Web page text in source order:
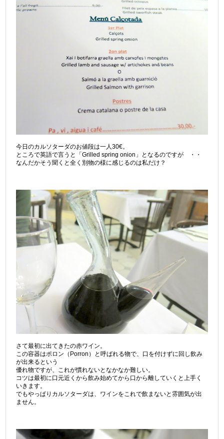
今日のカルソターダのお値段は一人30€。
ところで英語で言うと「Grilled spring onion」となるのですが ・・
なんだかそう聞くと全く別物の様に感じるのは私だけ？
さて最初に出てきたの赤ワイン。
この容器はポロン（Porron）と呼ばれる物で、口を付けずに回し飲み
が出来るという
優れ物ですが、これが慣れないとなかなか難しい。
コツは最初に口元近くから飲み始めてから口から離していくと上手く
いきます。
でもやっぱりカルソターダは、ワインをこれで飲まないと雰囲気が出
ません。